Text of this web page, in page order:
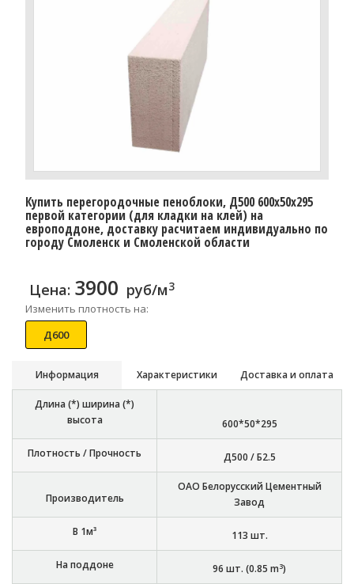
Купить перегородочные пеноблоки, Д500 600x50x295
первой категории (для кладки на клей) на
европоддоне, доставку расчитаем индивидуально по
городу Смоленск и Смоленской области
Цена: 3900 руб/м3
Изменить плотность на:
Д600
Информация Характеристики Доставка и оплата
Длина (*) ширина (*)
высота
600*50*295
Плотность / Прочность Д500 / Б2.5
Производитель
ОАО Белорусский Цементный
Завод
В 1м³ 113 шт.
На поддоне 96 шт. (0.85 m3)